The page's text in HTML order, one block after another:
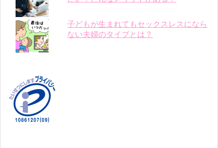
子どもが生まれてもセックスレスになら
ない夫婦のタイプとは？